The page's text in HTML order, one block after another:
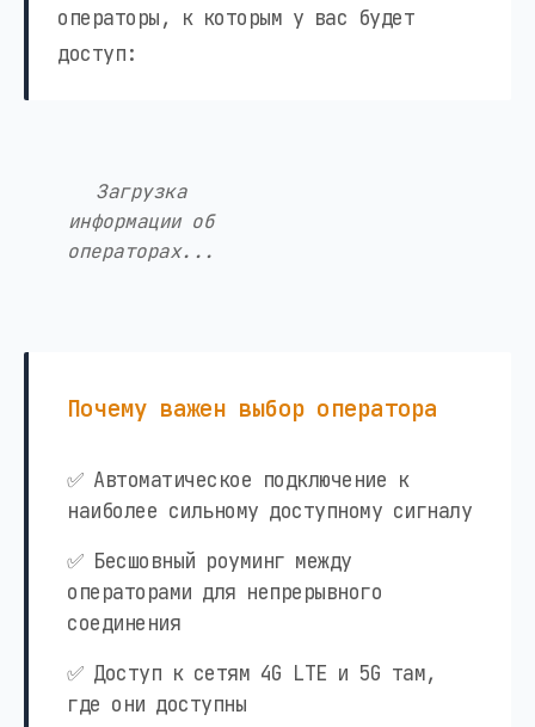
операторы, к которым у вас будет
доступ:
Загрузка
информации об
операторах...
Почему важен выбор оператора
✅ Автоматическое подключение к
наиболее сильному доступному сигналу
✅ Бесшовный роуминг между
операторами для непрерывного
соединения
✅ Доступ к сетям 4G LTE и 5G там,
где они доступны